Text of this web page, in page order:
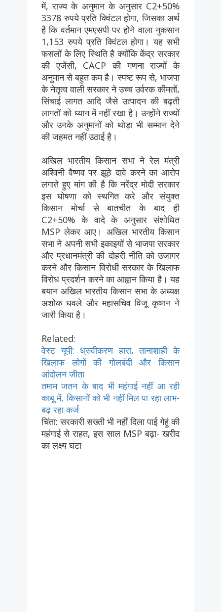
में, राज्य के अनुमान के अनुसार C2+50%
3378 रुपये प्रति क्विंटल होगा, जिसका अर्थ
है कि वर्तमान एमएसपी पर होने वाला नुकसान
1,153 रुपये प्रति क्विंटल होगा। यह सभी
फसलों के लिए स्थिति है क्योंकि केंद्र सरकार
की एजेंसी, CACP की गणना राज्यों के
अनुमान से बहुत कम है। स्पष्ट रूप से, भाजपा
के नेतृत्व वाली सरकार ने उच्च उर्वरक कीमतों,
सिंचाई लागत आदि जैसे उत्पादन की बढ़ती
लागतों को ध्यान में नहीं रखा है। उन्होंने राज्यों
और उनके अनुमानों को थोड़ा भी सम्मान देने
की जहमत नहीं उठाई है।
अखिल भारतीय किसान सभा ने रेल मंत्री
अश्विनी वैष्णव पर झूठे दावे करने का आरोप
लगाते हुए मांग की है कि नरेंद्र मोदी सरकार
इस घोषणा को स्थगित करे और संयुक्त
किसान मोर्चा से बातचीत के बाद ही
C2+50% के वादे के अनुसार संशोधित
MSP लेकर आए। अखिल भारतीय किसान
सभा ने अपनी सभी इकाइयों से भाजपा सरकार
और प्रधानमंत्री की दोहरी नीति को उजागर
करने और किसान विरोधी सरकार के खिलाफ
विरोध प्रदर्शन करने का आह्वान किया है। यह
बयान अखिल भारतीय किसान सभा के अध्यक्ष
अशोक धवले और महासचिव विजू कृष्णन ने
जारी किया है।
Related:
वेस्ट यूपी: ध्रुवीकरण हारा, तानाशाही के
खिलाफ लोगों की गोलबंदी और किसान
आंदोलन जीता
तमाम जतन के बाद भी महंगाई नहीं आ रही
काबू में, किसानों को भी नहीं मिल पा रहा लाभ-
बढ़ रहा कर्ज
चिंता: सरकारी सख्ती भी नहीं दिला पाई गेहूं की
महंगाई से राहत, इस साल MSP बढ़ा- खरीद
का लक्ष्य घटा